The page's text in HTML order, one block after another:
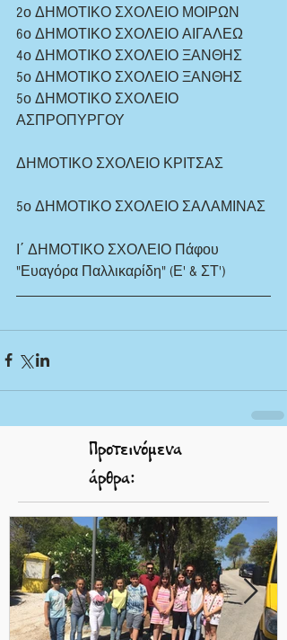
2ο ΔΗΜΟΤΙΚΟ ΣΧΟΛΕΙΟ ΜΟΙΡΩΝ
6ο ΔΗΜΟΤΙΚΟ ΣΧΟΛΕΙΟ ΑΙΓΑΛΕΩ
4ο ΔΗΜΟΤΙΚΟ ΣΧΟΛΕΙΟ ΞΑΝΘΗΣ
5ο ΔΗΜΟΤΙΚΟ ΣΧΟΛΕΙΟ ΞΑΝΘΗΣ
5ο ΔΗΜΟΤΙΚΟ ΣΧΟΛΕΙΟ
ΑΣΠΡΟΠΥΡΓΟΥ
ΔΗΜΟΤΙΚΟ ΣΧΟΛΕΙΟ ΚΡΙΤΣΑΣ
5ο ΔΗΜΟΤΙΚΟ ΣΧΟΛΕΙΟ ΣΑΛΑΜΙΝΑΣ
Ι΄ ΔΗΜΟΤΙΚΟ ΣΧΟΛΕΙΟ Πάφου
"Ευαγόρα Παλλικαρίδη" (Ε' & ΣΤ')
Προτεινόμενα
άρθρα: